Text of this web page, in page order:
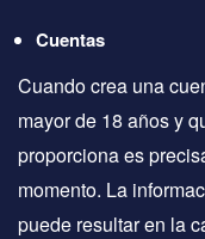
Cuentas
Cuando crea una
mayor de 18 años y
proporciona es
momento. La
puede resultar en la